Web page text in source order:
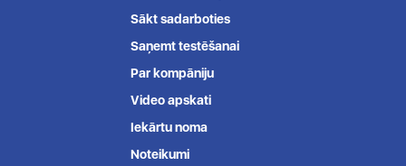
Sākt sadarboties
Saņemt testēšanai
Par kompāniju
Video apskati
Iekārtu noma
Noteikumi